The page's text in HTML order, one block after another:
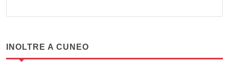
INOLTRE A CUNEO